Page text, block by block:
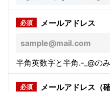
メールアドレス
半角英数字と半角.-_@の
メールアドレス（確